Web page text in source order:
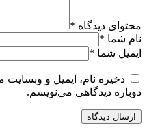
محتوای دیدگاه *
نام شما *
ایمیل شما *
ذخیره نام، ایمیل و
دوباره دیدگاهی می‌نویسم.